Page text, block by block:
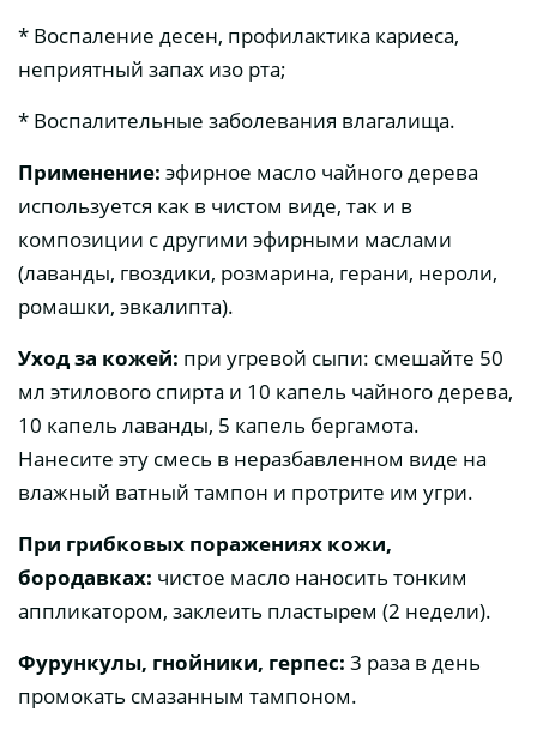
* Воспаление десен, профилактика кариеса,
неприятный запах изо рта;
* Воспалительные заболевания влагалища.
Применение: эфирное масло чайного дерева
используется как в чистом виде, так и в
композиции с другими эфирными маслами
(лаванды, гвоздики, розмарина, герани, нероли,
ромашки, эвкалипта).
Уход за кожей: при угревой сыпи: смешайте 50
мл этилового спирта и 10 капель чайного дерева,
10 капель лаванды, 5 капель бергамота.
Нанесите эту смесь в неразбавленном виде на
влажный ватный тампон и протрите им угри.
При грибковых поражениях кожи,
бородавках: чистое масло наносить тонким
аппликатором, заклеить пластырем (2 недели).
Фурункулы, гнойники, герпес: 3 раза в день
промокать смазанным тампоном.